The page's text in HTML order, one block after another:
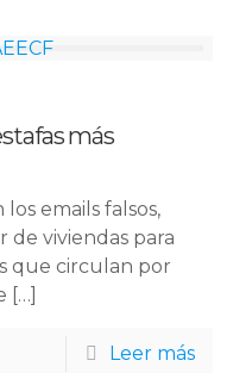
más
emails falsos,
de viviendas para
que circulan por
[…]
Leer más